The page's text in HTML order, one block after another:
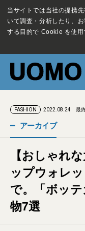
当サイトでは当社の提携
いて調査・分析したり、
する目的で Cookie を使用
FASHION 2022.08.24 最
アーカイブ
【おしゃれ
ップウォレ
で。「ボッ
物7選